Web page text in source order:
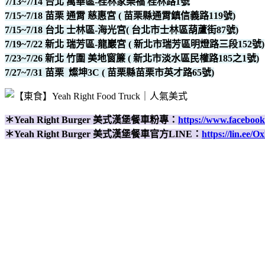
7/15~7/18 苗栗 通霄 慈惠宮 ( 苗栗縣通霄鎮信義路119號)
7/15~7/18 台北 士林區-海光宮( 台北市士林區葫蘆街87號)
7/19~7/22 新北 瑞芳區-龍巖宮 ( 新北市瑞芳區明燈路三段152號)
7/23~7/26 新北 竹圍 美地窗簾 ( 新北市淡水區民權路185之1號)
7/27~7/31 苗栗 燦坤3C ( 苗栗縣苗栗市英才路65號)
＊Yeah Right Burger 美式漢堡餐車粉專： https://
＊Yeah Right Burger 美式漢堡餐車官方LINE： https://lin.ee/